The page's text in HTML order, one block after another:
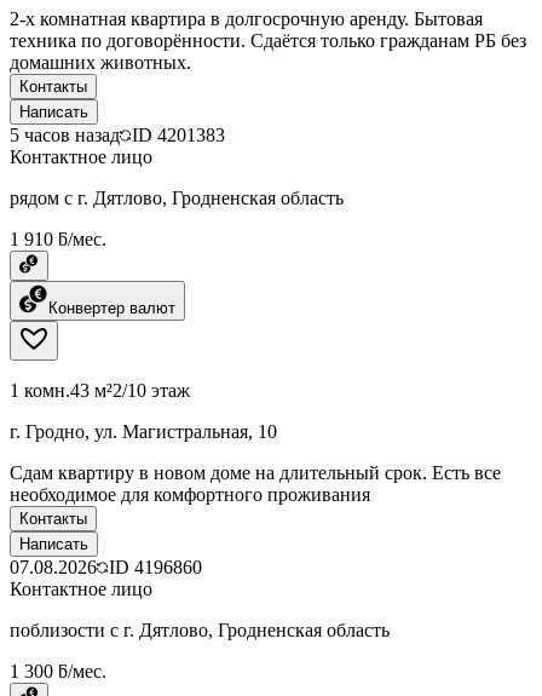
2-х комнатная квартира в долгосрочную аренду. Бытовая
техника по договорённости. Сдаётся только гражданам РБ без
домашних животных.
Контакты
Написать
5 часов назад ID 4201383
Контактное лицо
рядом с г. Дятлово, Гродненская область
1 910 ƃ/мес.
Конвертер валют
1 комн.43 м²2/10 этаж
г. Гродно, ул. Магистральная, 10
Сдам квартиру в новом доме на длительный срок. Есть все
необходимое для комфортного проживания
Контакты
Написать
07.08.2026 ID 4196860
Контактное лицо
поблизости с г. Дятлово, Гродненская область
1 300 ƃ/мес.